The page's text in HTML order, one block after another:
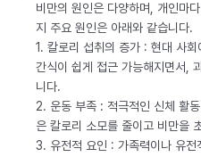
비만의 원인은 다양하며, 개인마
지 주요 원인은 아래와 같습니다.
1. 칼로리 섭취의 증가 : 현대 사
간식이 쉽게 접근 가능해지면서,
니다.
2. 운동 부족 : 적극적인 신체 활
은 칼로리 소모를 줄이고 비만을
3. 유전적 요인 : 가족력이나 유